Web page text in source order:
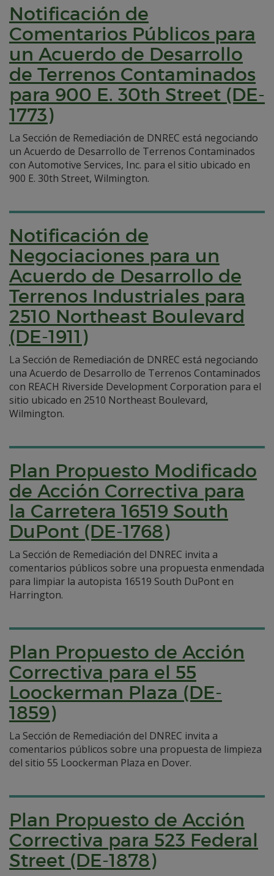
Notificación de
Comentarios Públicos para
un Acuerdo de Desarrollo
de Terrenos Contaminados
para 900 E. 30th Street (DE-
1773)
La Sección de Remediación de DNREC está negociando
un Acuerdo de Desarrollo de Terrenos Contaminados
con Automotive Services, Inc. para el sitio ubicado en
900 E. 30th Street, Wilmington.
Notificación de
Negociaciones para un
Acuerdo de Desarrollo de
Terrenos Industriales para
2510 Northeast Boulevard
(DE-1911)
La Sección de Remediación de DNREC está negociando
una Acuerdo de Desarrollo de Terrenos Contaminados
con REACH Riverside Development Corporation para el
sitio ubicado en 2510 Northeast Boulevard,
Wilmington.
Plan Propuesto Modificado
de Acción Correctiva para
la Carretera 16519 South
DuPont (DE-1768)
La Sección de Remediación del DNREC invita a
comentarios públicos sobre una propuesta enmendada
para limpiar la autopista 16519 South DuPont en
Harrington.
Plan Propuesto de Acción
Correctiva para el 55
Loockerman Plaza (DE-
1859)
La Sección de Remediación del DNREC invita a
comentarios públicos sobre una propuesta de limpieza
del sitio 55 Loockerman Plaza en Dover.
Plan Propuesto de Acción
Correctiva para 523 Federal
Street (DE-1878)